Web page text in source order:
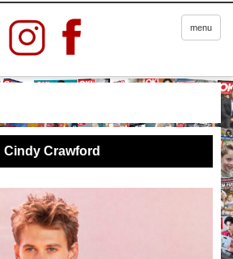
menu
Cindy Crawford